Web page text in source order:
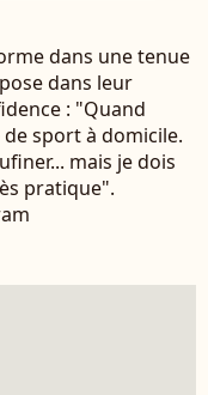
dans une tenue
dans leur
: "Quand
sport à domicile.
mais je dois
pratique".